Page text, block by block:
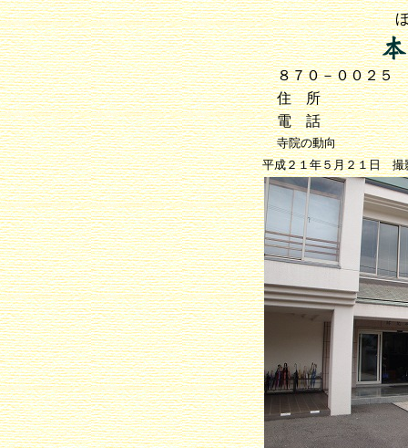
８７０－００２５
住 所
電 話
寺院の動向
平成２１年５月２１日 撮